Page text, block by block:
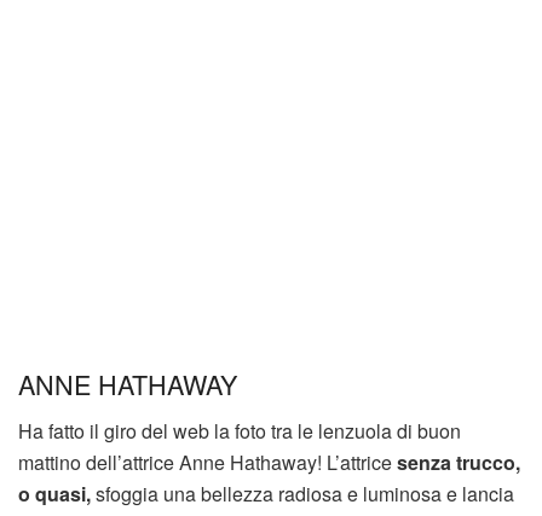
ANNE HATHAWAY
Ha fatto il giro del web la foto tra le lenzuola di buon
mattino dell’attrice Anne Hathaway! L’attricesenza trucco,
o quasi,sfoggia una bellezza radiosa e luminosa e lancia